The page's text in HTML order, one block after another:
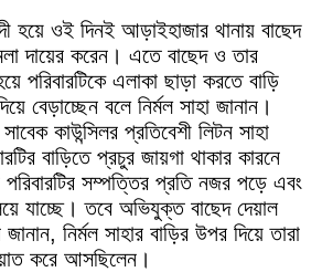
হয়ে ওই দিনই আড়াইহাজার থানায় বাছেদ
দায়ের করেন। এতে বাছেদ ও তার
এলাকা ছাড়া করতে বাড়ি
বেড়াচ্ছেন বলে নির্মল সাহা জানান।
কাউন্সিলর প্রতিবেশী লিটন সাহা
বাড়িতে প্রচুর জায়গা থাকার কারনে
সম্পত্তির প্রতি নজর পড়ে এবং
যাচ্ছে। তবে অভিযুক্ত বাছেদ দেয়াল
নির্মল সাহার বাড়ির উপর দিয়ে তারা
করে আসছিলেন।